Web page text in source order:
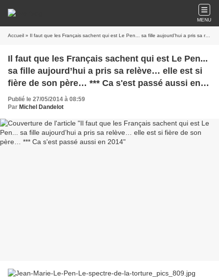
MENU
Accueil » Il faut que les Français sachent qui est Le Pen... sa fille aujourd’hui a pris sa relève… elle est si fière de son père… *** Ca s'est passé aussi en 2014
Il faut que les Français sachent qui est Le Pen...
sa fille aujourd’hui a pris sa relève… elle est si
fière de son père… *** Ca s'est passé aussi en
2014
Publié le 27/05/2014 à 08:59
Par Michel Dandelot